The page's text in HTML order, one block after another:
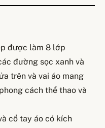
được làm 8 lớp
đường sọc xanh và
trên và vai áo mang
cách thể thao và
cổ tay áo có kích